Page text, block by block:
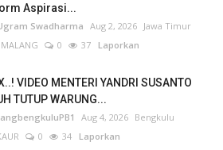
Aspirasi...
Swadharma Aug 2, 2026 Jawa Timur
0 37 Laporkan
VIDEO MENTERI YANDRI SUSANTO
TUTUP WARUNG...
Aug 4, 2026 Bengkulu
0 34 Laporkan